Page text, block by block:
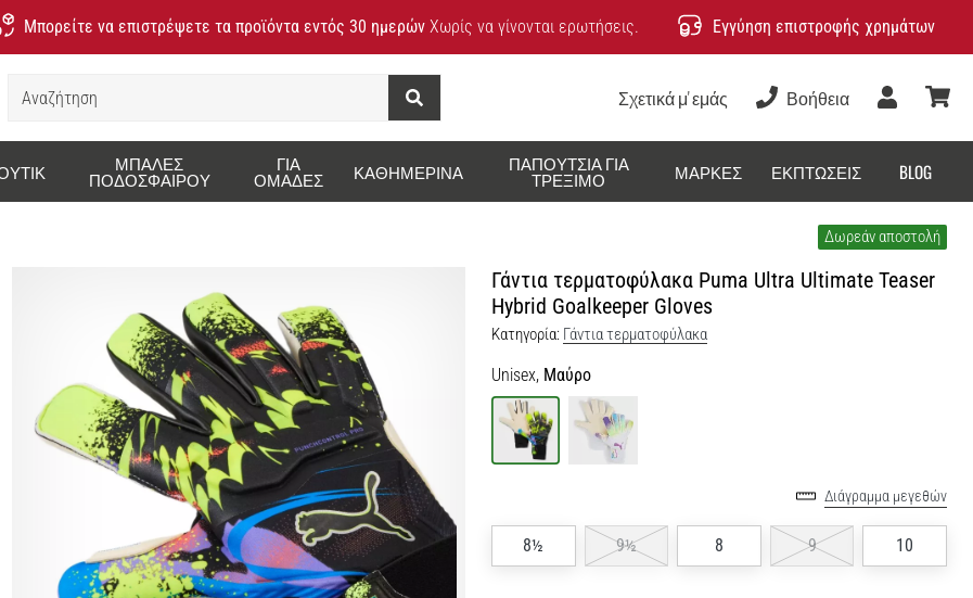
Μπορείτε να επιστρέψετε τα προϊόντα εντός 30 ημερών Χωρίς να γίνονται ερωτήσεις. Εγγύηση επιστροφής χρημάτων
Αναζήτηση
Σχετικά μ' εμάς Βοήθεια
Χρήστης
ΜΠΆΛΕΣ
ΠΟΔΟΣΦΑΊΡΟΥ
ΓΙΑ
ΟΜΆΔΕΣ ΚΑΘΗΜΕΡΙΝΆ ΠΑΠΟΎΤΣΙΑ ΓΙΑ
ΤΡΈΞΙΜΟ ΜΆΡΚΕΣ ΕΚΠΤΏΣΕΙΣ BLOG
Δωρεάν αποστολή
Γάντια τερματοφύλακα Puma Ultra Ultimate Teaser
Hybrid Goalkeeper Gloves
Κατηγορία: Γάντια τερματοφύλακα
Unisex, Μαύρο
Διάγραμμα μεγεθών
8½ 9½ 8 9 10